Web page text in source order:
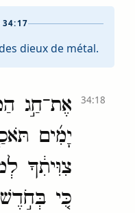
34:17
dieux de métal.
אֶת־חַ֣ג
יָמִ֜ים
צִוִּיתִ֔ךָ
כִּ֚י
34:18